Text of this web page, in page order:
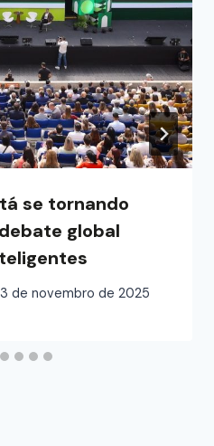
se tornando
global
3 de novembro de 2025